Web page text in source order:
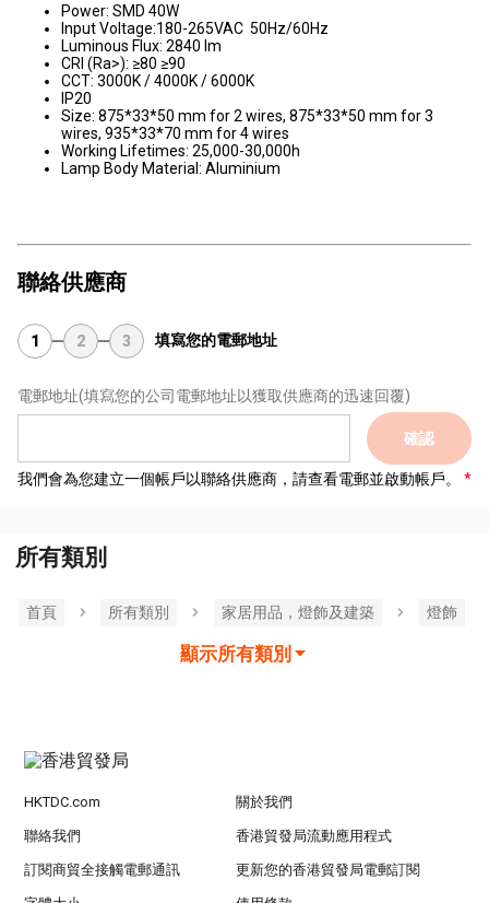
Power: SMD 40W
Input Voltage:180-265VAC 50Hz/60Hz
Luminous Flux: 2840 lm
CRI (Ra>): ≥80 ≥90
CCT: 3000K / 4000K / 6000K
IP20
Size: 875*33*50 mm for 2 wires, 875*33*50 mm for 3
wires, 935*33*70 mm for 4 wires
Working Lifetimes: 25,000-30,000h
Lamp Body Material: Aluminium
聯絡供應商
1 2 3 填寫您的電郵地址
電郵地址(填寫您的公司電郵地址以獲取供應商的迅速回覆)
確認
我們會為您建立一個帳戶以聯絡供應商，請查看電郵並啟動帳戶。
所有類別
首頁 所有類別 家居用品，燈飾及建築 燈飾
顯示所有類別
HKTDC.com 關於我們
聯絡我們 香港貿發局流動應用程式
訂閱商貿全接觸電郵通訊 更新您的香港貿發局電郵訂閱